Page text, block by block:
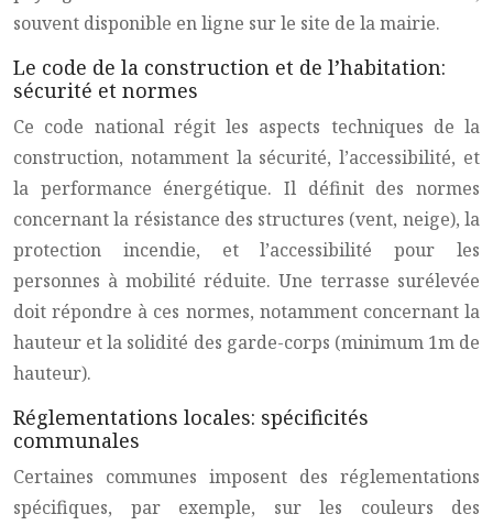
souvent disponible en ligne sur le site de la mairie.
Le code de la construction et de l’habitation:
sécurité et normes
Ce code national régit les aspects techniques de la
construction, notamment la sécurité, l’accessibilité, et
la performance énergétique. Il définit des normes
concernant la résistance des structures (vent, neige), la
protection incendie, et l’accessibilité pour les
personnes à mobilité réduite. Une terrasse surélevée
doit répondre à ces normes, notamment concernant la
hauteur et la solidité des garde-corps (minimum 1m de
hauteur).
Réglementations locales: spécificités
communales
Certaines communes imposent des réglementations
spécifiques, par exemple, sur les couleurs des